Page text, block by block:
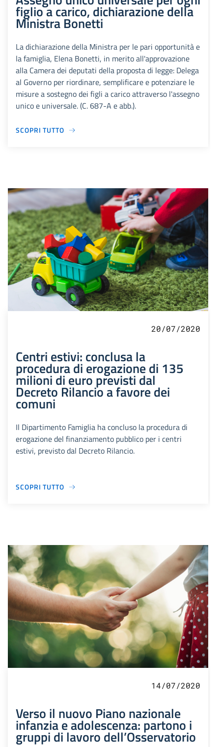
figlio a carico, dichiarazione della
Ministra Bonetti
La dichiarazione della Ministra per le pari opportunità e
la famiglia, Elena Bonetti, in merito all'approvazione
alla Camera dei deputati della proposta di legge: Delega
al Governo per riordinare, semplificare e potenziare le
misure a sostegno dei figli a carico attraverso l'assegno
unico e universale. (C. 687-A​ e abb.).
SCOPRI TUTTO
20/07/2020
Centri estivi: conclusa la
procedura di erogazione di 135
milioni di euro previsti dal
Decreto Rilancio a favore dei
comuni
Il Dipartimento Famiglia ha concluso la procedura di
erogazione del finanziamento pubblico per i centri
estivi, previsto dal Decreto Rilancio.
SCOPRI TUTTO
14/07/2020
Verso il nuovo Piano nazionale
infanzia e adolescenza: partono i
gruppi di lavoro dell’Osservatorio